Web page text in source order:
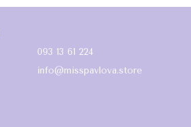
093 13 61 224
info@misspavlova.store